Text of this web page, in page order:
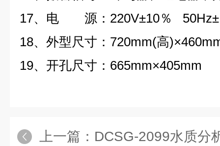
17、电 源：220V±10％
18、外型尺寸：720mm(高
19、开孔尺寸：665mm×405mm
上一篇： DCSG-2099水质分